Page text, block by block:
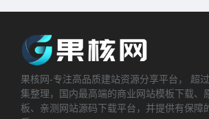
果核网-专注高品质建站资源分享平台， 超
集整理，国内最高端的商业网站模板下载、
板、亲测网站源码下载平台，并提供有保障